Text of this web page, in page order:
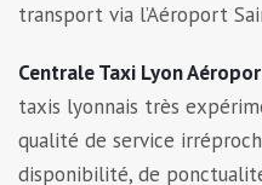
transport via l’Aéroport
Centrale Taxi Lyon
taxis lyonnais très
qualité de service
disponibilité, de